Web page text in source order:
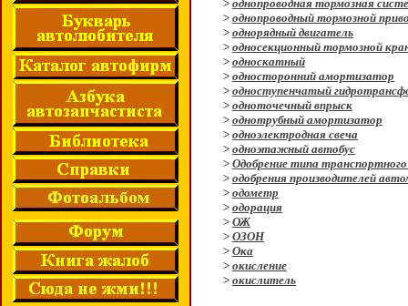
> однопроводная тормозная
> однопроводный тормозной
> однорядный двигатель
> односекционный тормозной
> односкатный
> односторонний амортизатор
> одноступенчатый
> одноточечный впрыск
> однотрубный амортизатор
> одноэлектродная свеча
> одноэтажный автобус
> Одобрение типа транспортного
> одобрения производителей
> одометр
> одорация
> ОЖ
> ОЗОН
> Ока
> окисление
> окислитель